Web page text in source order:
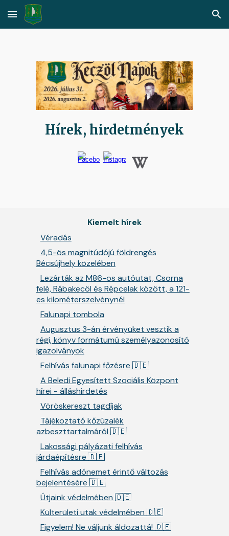
Skip to main content Skip to navigation
Hírek, hirdetmények
Kiemelt hírek
Véradás
4,5-ös magnitúdójú földrengés
Bécsújhely közelében
Lezárták az M86-os autóutat, Csorna
felé, Rábakecöl és Répcelak között, a 121-
es kilométerszelvénynél
Falunapi tombola
Augusztus 3-án érvényüket vesztik a
régi, könyv formátumú személyazonosító
igazolványok
Felhívás falunapi főzésre 🇩🇪
A Beledi Egyesített Szociális Központ
hírei - álláshirdetés
Vöröskereszt tagdíjak
Tájékoztató kőzúzalék
azbeszttartalmáról 🇩🇪
Lakossági pályázati felhívás
járdaépítésre 🇩🇪
Felhívás adónemet érintő változás
bejelentésére 🇩🇪
Útjaink védelmében 🇩🇪
Külterületi utak védelmében 🇩🇪
Figyelem! Ne váljunk áldozattá! 🇩🇪